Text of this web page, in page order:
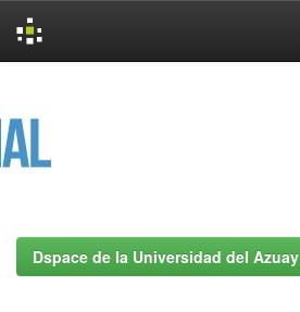
Dspace de la Universidad del Azuay